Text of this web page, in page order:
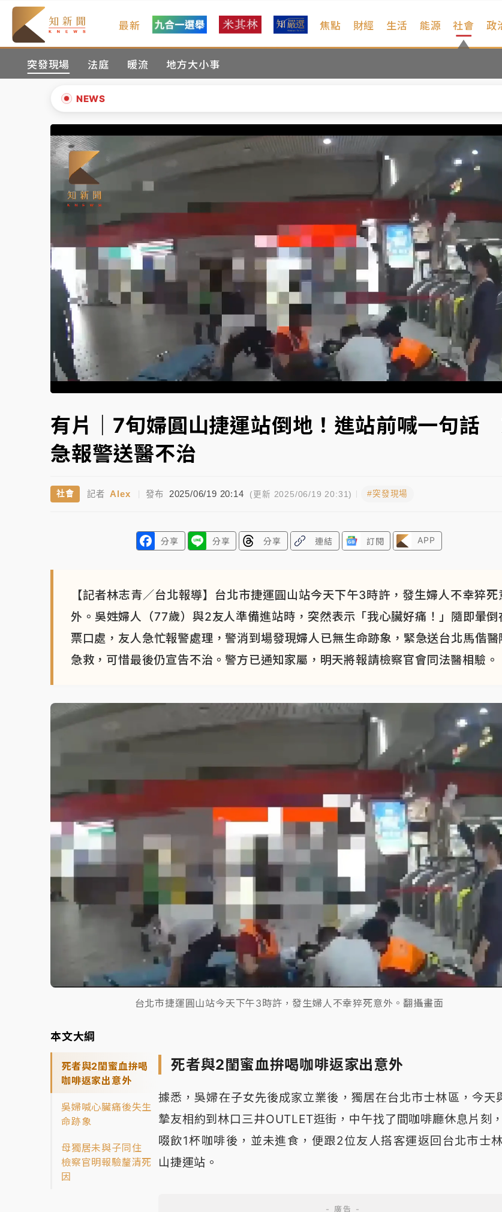
最新 焦點 財經 生活 能源 社會
突發現場 法庭 暖流 地方大小事
政
NEWS
中颱白海豚進逼！台北喜來登圍籬傾倒砸傷人 民權西路鷹架倒塌壓2車
有片｜ 白海豚暴風圈逼近！新北淡水赫見龍捲風 榕樹連根拔起
中颱白海豚風雨來了！中部以北防豪雨 今晚、明天影響最劇烈
白海豚逼近！北市水門只出不進 未移置車輛最高罰4800＋拖吊費
油價持續凍漲！ 中油宣布下周一汽柴油價格維持不變
中颱白海豚進逼！台北喜來登圍籬傾倒砸傷人 民權西路鷹架倒塌壓2車
有片｜ 白海豚暴風圈逼近！新北淡水赫見龍捲風 榕樹連根拔起
白海豚逼近！北市水門只出不進 未移置車輛最高罰4800＋拖吊費
▲
▼
Unmute Loaded:
100.00%
有片｜7旬婦圓山捷運站倒地！進站前喊一句話
急報警送醫不治
社會 記者 Alex 發布 2025/06/19 20:14 (更新 2025/06/19 20:31) #突發現場
分享 分享 分享 連結 訂閱 APP
【記者林志青／台北報導】台北市捷運圓山站今天下午3時許，發生婦人不幸猝死
外。吳姓婦人（77歲）與2友人準備進站時，突然表示「我心臟好痛！」隨即暈倒
票口處，友人急忙報警處理，警消到場發現婦人已無生命跡象，緊急送台北馬偕醫
急救，可惜最後仍宣告不治。警方已通知家屬，明天將報請檢察官會同法醫相驗。
台北市捷運圓山站今天下午3時許，發生婦人不幸猝死意外。翻攝畫面
本文大綱
死者與2閨蜜血拚喝
咖啡返家出意外
吳婦喊心臟痛後失生
命跡象
母獨居未與子同住
檢察官明報驗釐清死
因
死者與2閨蜜血拚喝咖啡返家出意外
據悉，吳婦在子女先後成家立業後，獨居在台北市士林區，今天
摯友相約到林口三井OUTLET逛街，中午找了間咖啡廳休息片刻
啜飲1杯咖啡後，並未進食，便跟2位友人搭客運返回台北市士
山捷運站。